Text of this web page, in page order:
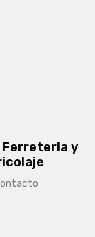
Ferreteria y